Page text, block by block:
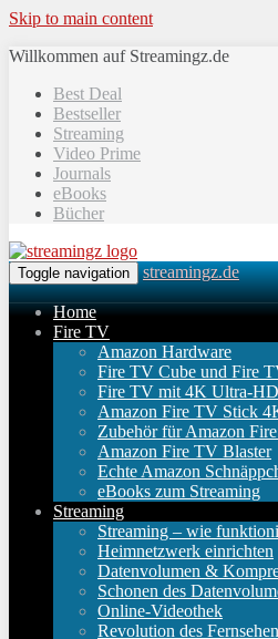
Skip to main content
Willkommen auf Streamingz.de
Best Deal
Bestseller
Streaming
Video Prime
Journals
eBooks
Bücher
Toggle navigation streamingz.de
Home
Fire TV
Amazon Hardware
Fire TV Cube und Fire
Fire TV mit 4K Ultra-HD
Amazon Fire TV Stick
Zubehör für Amazon
Amazon Fire TV Blaster
Echte Amazon
eBooks zum Streaming
Streaming
Streaming – wie
Heimnetzwerk einrichten
Datenvolumen &
Schonen des
Online-Videothek
Revolution des